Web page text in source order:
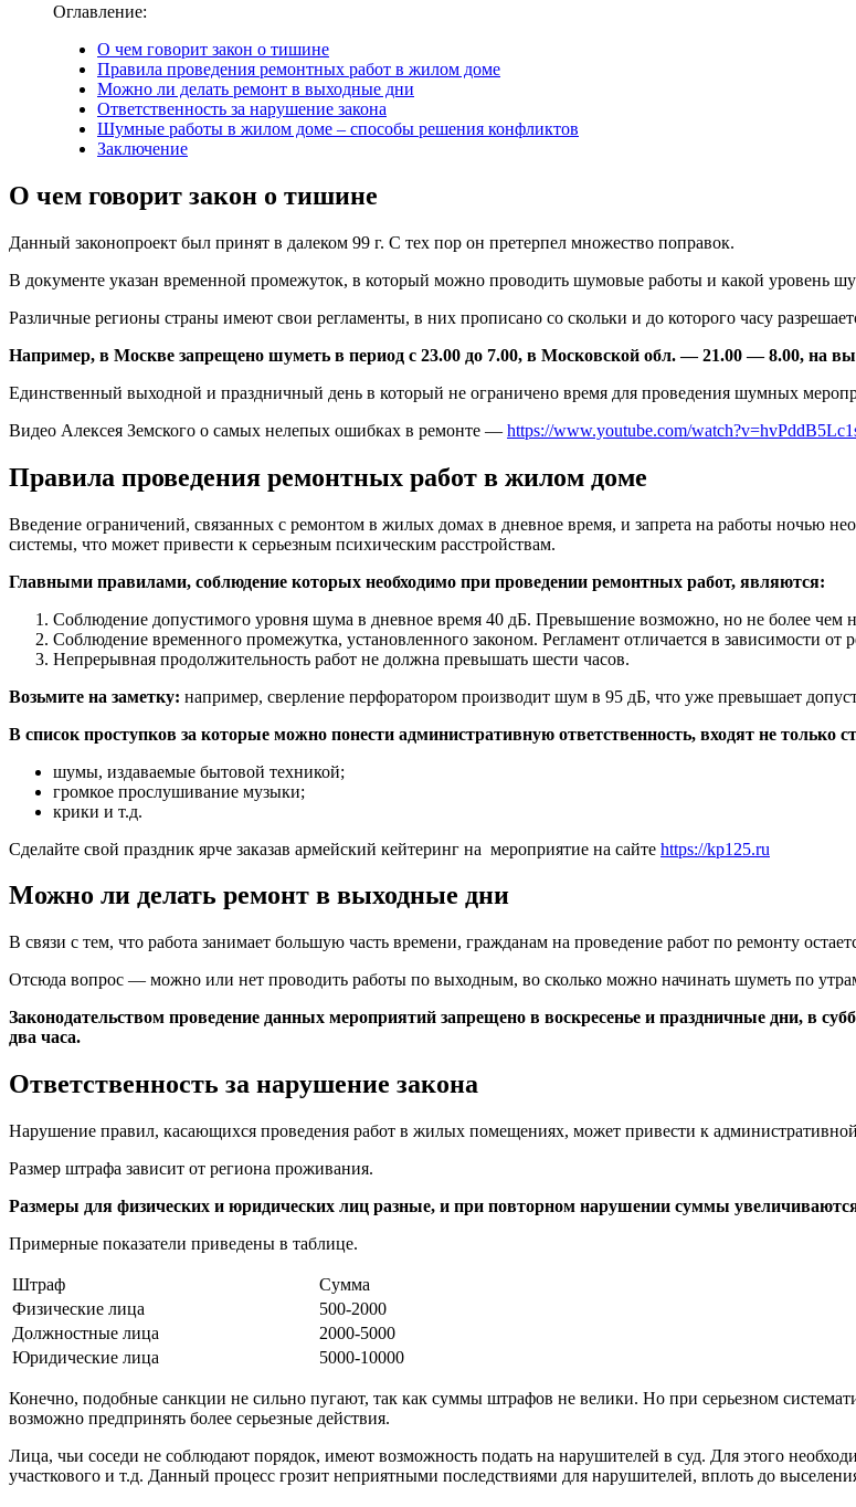
Оглавление:
О чем говорит закон о тишине
Правила проведения ремонтных работ в жилом доме
Можно ли делать ремонт в выходные дни
Ответственность за нарушение закона
Шумные работы в жилом доме – способы решения конфликтов
Заключение
О чем говорит закон о тишине
Данный законопроект был принят в далеком 99 г. С тех пор он претерпел множество поправок.
В документе указан временной промежуток, в который можно проводить шумовые работы и какой уровень
Различные регионы страны имеют свои регламенты, в них прописано со скольки и до которого часу
Например, в Москве запрещено шуметь в период с 23.00 до 7.00, в Московской обл. — 21.00 — 8.00, на
Единственный выходной и праздничный день в который не ограничено время для проведения шумных
Видео Алексея Земского о самых нелепых ошибках в ремонте — https://www.youtube.com/
Правила проведения ремонтных работ в жилом доме
Введение ограничений, связанных с ремонтом в жилых домах в дневное время, и запрета на работы ночью
системы, что может привести к серьезным психическим расстройствам.
Главными правилами, соблюдение которых необходимо при проведении ремонтных работ, являются:
Соблюдение допустимого уровня шума в дневное время 40 дБ. Превышение возможно, но не более
Соблюдение временного промежутка, установленного законом. Регламент отличается в зависимости от
Непрерывная продолжительность работ не должна превышать шести часов.
Возьмите на заметку: например, сверление перфоратором производит шум в 95 дБ, что уже превышает
В список проступков за которые можно понести административную ответственность, входят не только
шумы, издаваемые бытовой техникой;
громкое прослушивание музыки;
крики и т.д.
Сделайте свой праздник ярче заказав армейский кейтеринг на мероприятие на сайте https://kp125.ru
Можно ли делать ремонт в выходные дни
В связи с тем, что работа занимает большую часть времени, гражданам на проведение работ по ремонту
Отсюда вопрос — можно или нет проводить работы по выходным, во сколько можно начинать шуметь по
Законодательством проведение данных мероприятий запрещено в воскресенье и праздничные дни, в
два часа.
Ответственность за нарушение закона
Нарушение правил, касающихся проведения работ в жилых помещениях, может привести к административной
Размер штрафа зависит от региона проживания.
Размеры для физических и юридических лиц разные, и при повторном нарушении суммы
Примерные показатели приведены в таблице.
Штраф
Сумма
Физические лица
500-2000
Должностные лица
2000-5000
Юридические лица
5000-10000
Конечно, подобные санкции не сильно пугают, так как суммы штрафов не велики. Но при серьезном
возможно предпринять более серьезные действия.
Лица, чьи соседи не соблюдают порядок, имеют возможность подать на нарушителей в суд. Для этого
участкового и т.д. Данный процесс грозит неприятными последствиями для нарушителей, вплоть до